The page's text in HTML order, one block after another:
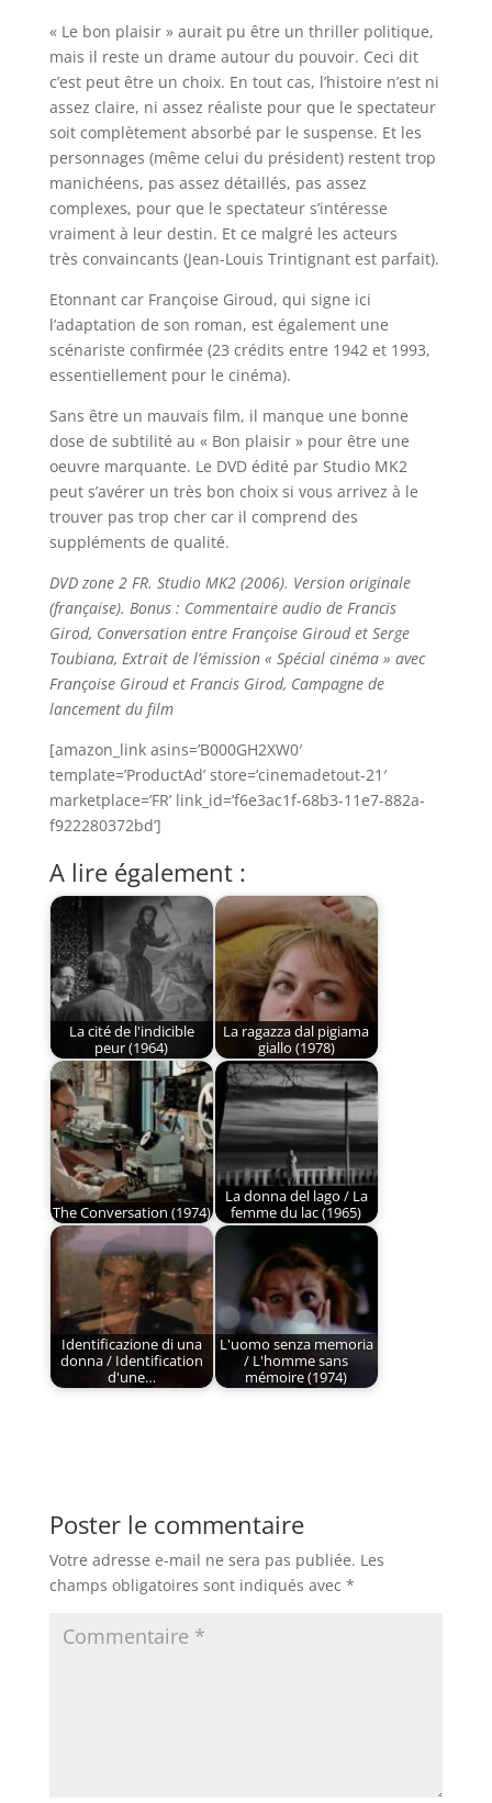
« Le bon plaisir » aurait pu être un thriller politique,
mais il reste un drame autour du pouvoir. Ceci dit
c’est peut être un choix. En tout cas, l’histoire n’est ni
assez claire, ni assez réaliste pour que le spectateur
soit complètement absorbé par le suspense. Et les
personnages (même celui du président) restent trop
manichéens, pas assez détaillés, pas assez
complexes, pour que le spectateur s’intéresse
vraiment à leur destin. Et ce malgré les acteurs
très convaincants (Jean-Louis Trintignant est parfait).
Etonnant car Françoise Giroud, qui signe ici
l’adaptation de son roman, est également une
scénariste confirmée (23 crédits entre 1942 et 1993,
essentiellement pour le cinéma).
Sans être un mauvais film, il manque une bonne
dose de subtilité au « Bon plaisir » pour être une
oeuvre marquante. Le DVD édité par Studio MK2
peut s’avérer un très bon choix si vous arrivez à le
trouver pas trop cher car il comprend des
suppléments de qualité.
DVD zone 2 FR. Studio MK2 (2006). Version originale
(française). Bonus : Commentaire audio de Francis
Girod, Conversation entre Françoise Giroud et Serge
Toubiana, Extrait de l’émission « Spécial cinéma » avec
Françoise Giroud et Francis Girod, Campagne de
lancement du film
[amazon_link asins=’B000GH2XW0′
template=’ProductAd’ store=’cinemadetout-21′
marketplace=’FR’ link_id=’f6e3ac1f-68b3-11e7-882a-
f922280372bd’]
A lire également :
La cité de l'indicible
peur (1964)
La ragazza dal pigiama
giallo (1978)
The Conversation (1974)
La donna del lago / La
femme du lac (1965)
Identificazione di una
donna / Identification
d'une…
L'uomo senza memoria
/ L'homme sans
mémoire (1974)
Poster le commentaire
Votre adresse e-mail ne sera pas publiée. Les
champs obligatoires sont indiqués avec *